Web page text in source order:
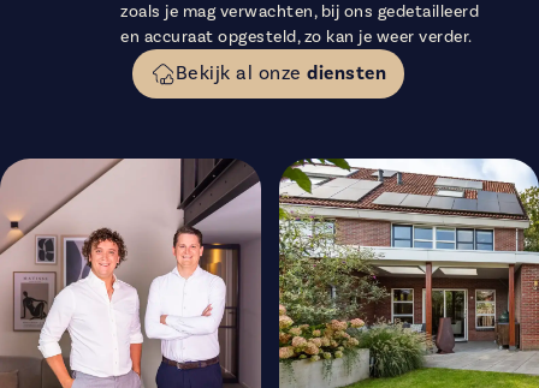
zoals je mag verwachten, bij ons gedetailleerd
en accuraat opgesteld, zo kan je weer verder.
Bekijk al onzediensten